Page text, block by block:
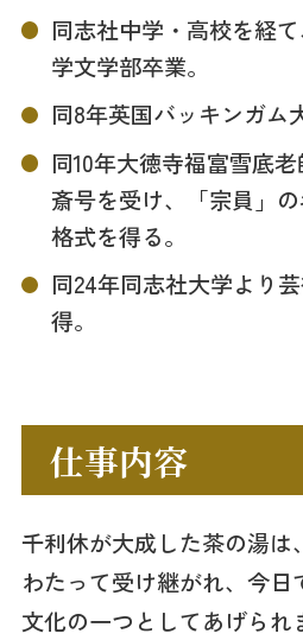
同志社中学・高校を経
学文学部卒業。
同8年英国バッキンガム
同10年大徳寺福富雪底
斎号を受け、「宗員」
格式を得る。
同24年同志社大学より
得。
仕事内容
千利休が大成した茶の湯は
わたって受け継がれ、今
文化の一つとしてあげられ